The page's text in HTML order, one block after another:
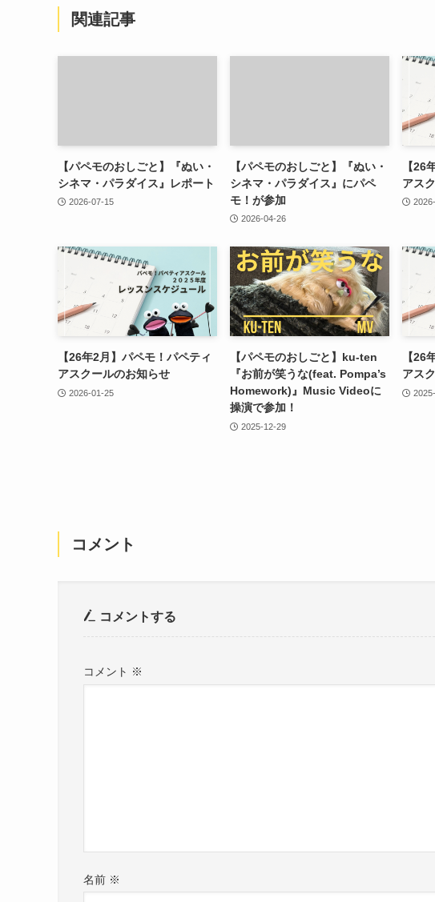
関連記事
【パペモのおしごと】『ぬい・
シネマ・パラダイス』レポート
2026-07-15
【パペモのおしごと】『ぬい・
シネマ・パラダイス』にパペ
モ！が参加
2026-04-26
【26
アス
【26年2月】パペモ！パペティ
アスクールのお知らせ
2026-01-25
【パペモのおしごと】ku-ten
『お前が笑うな(feat. Pompa’s
Homework)』Music Videoに
操演で参加！
2025-12-29
【26
アス
コメント
コメントする
コメント ※
名前 ※